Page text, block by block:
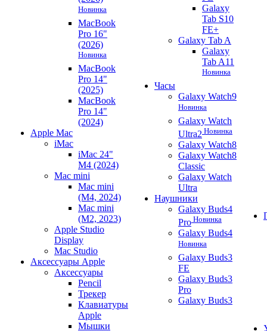
Новинка
MacBook
Pro 16"
(2026)
Новинка
MacBook
Pro 14"
(2025)
MacBook
Pro 14"
(2024)
Apple Mac
iMac
iMac 24"
M4 (2024)
Mac mini
Mac mini
(M4, 2024)
Mac mini
(M2, 2023)
Apple Studio
Display
Mac Studio
Аксессуары Apple
Аксессуары
Pencil
Трекер
Клавиатуры
Apple
Мышки
Galaxy
Tab S10
FE+
Galaxy Tab A
Galaxy
Tab A11
Новинка
Часы
Galaxy Watch9
Новинка
Galaxy Watch
Ultra2 Новинка
Galaxy Watch8
Galaxy Watch8
Classic
Galaxy Watch
Ultra
Наушники
Galaxy Buds4
Pro Новинка
Galaxy Buds4
Новинка
Galaxy Buds3
FE
Galaxy Buds3
Pro
Galaxy Buds3